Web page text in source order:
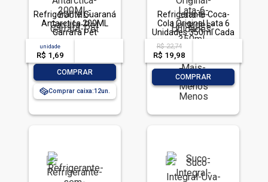
Refrigerante Guaraná
Antarctica 200ML
Garrafa Pet
unidade
R$ 1,69
COMPRAR
Comprar caixa:12
Refrigerante Coca-
Cola Original Lata 6
Unidades 350ml Cada
Leve Mais Pague
Menos
R$ 22,74
R$ 19,98
COMPRAR